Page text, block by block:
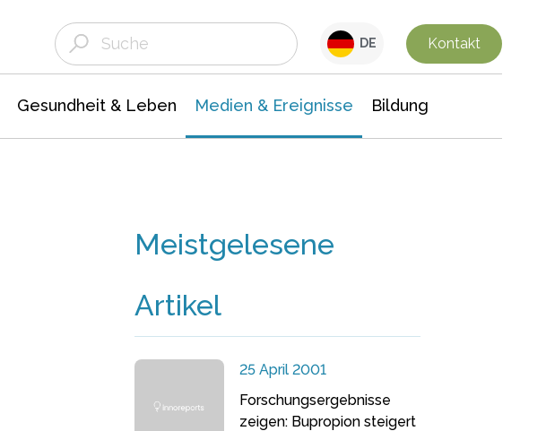
DE Kontakt
Gesundheit & Leben Medien & Ereignisse Bildung
Meistgelesene
Artikel
25 April 2001
Forschungsergebnisse
zeigen: Bupropion steigert